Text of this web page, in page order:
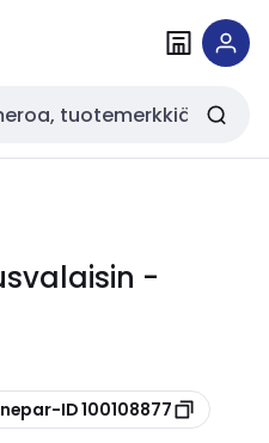
-
ID 100108877